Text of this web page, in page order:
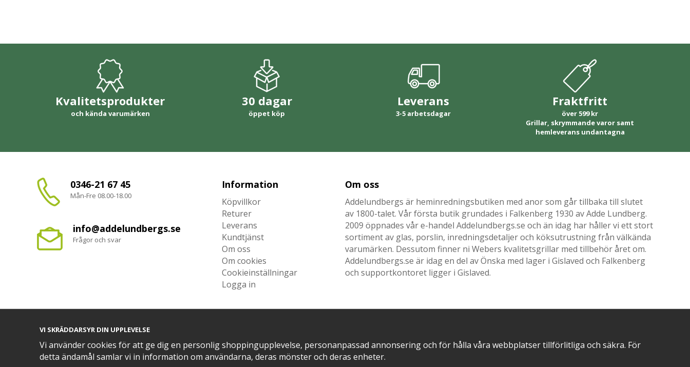
Kvalitetsprodukter
och kända varumärken
30 dagar
öppet köp
Leverans
3-5 arbetsdagar
Fraktfritt
över 599 kr
Grillar, skrymmande varor samt
hemleverans undantagna
0346-21 67 45
Mån-Fre 08.00-18.00
info@addelundbergs.se
Frågor och svar
Information
Köpvillkor
Returer
Leverans
Kundtjänst
Om oss
Om cookies
Cookieinställningar
Logga in
Om oss
Addelundbergs är heminredningsbutiken med anor som går tillbaka till slutet
av 1800-talet. Vår första butik grundades i Falkenberg 1930 av Adde Lundberg.
2009 öppnades vår e-handel Addelundbergs.se och än idag har håller vi ett stort
sortiment av glas, porslin, inredningsdetaljer och köksutrustning från välkända
varumärken. Dessutom finner ni Webers kvalitetsgrillar med tillbehör året om.
Addelundbergs.se är idag en del av Önska med lager i Gislaved och Falkenberg
och supportkontoret ligger i Gislaved.
POSITIVA OMDÖMEN PÅ
VI SKRÄDDARSYR DIN UPPLEVELSE
Vi använder cookies för att ge dig en personlig shoppingupplevelse, personanpassad annonsering och för hålla våra webbplatser tillförlitliga och säkra. För
detta ändamål samlar vi in information om användarna, deras mönster och deras enheter.